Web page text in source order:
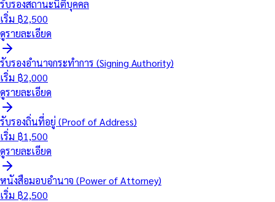
รับรองสถานะนิติบุคคล
เริ่ม ฿2,500
ดูรายละเอียด
รับรองอำนาจกระทำการ (Signing Authority)
เริ่ม ฿2,000
ดูรายละเอียด
รับรองถิ่นที่อยู่ (Proof of Address)
เริ่ม ฿1,500
ดูรายละเอียด
หนังสือมอบอำนาจ (Power of Attorney)
เริ่ม ฿2,500